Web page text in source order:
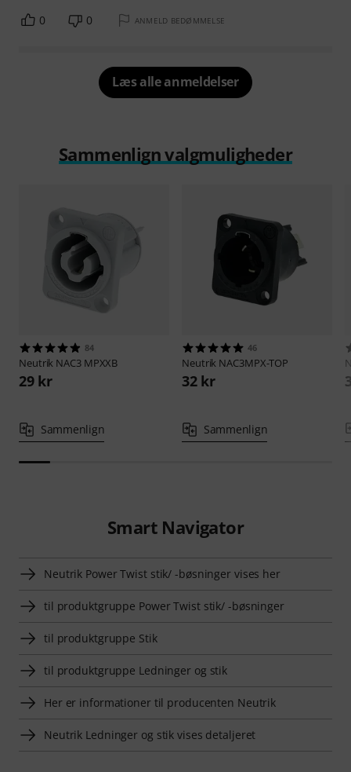
0 0 ANMELD BEDØMMELSE
Læs alle anmeldelser
Sammenlign valgmuligheder
84
Neutrik NAC3 MPXXB
29 kr
Sammenlign
46
Neutrik NAC3MPX-TOP
32 kr
Sammenlign
Smart Navigator
Neutrik Power Twist stik/ -bøsninger vises her
til produktgruppe Power Twist stik/ -bøsninger
til produktgruppe Stik
til produktgruppe Ledninger og stik
Her er informationer til producenten Neutrik
Neutrik Ledninger og stik vises detaljeret